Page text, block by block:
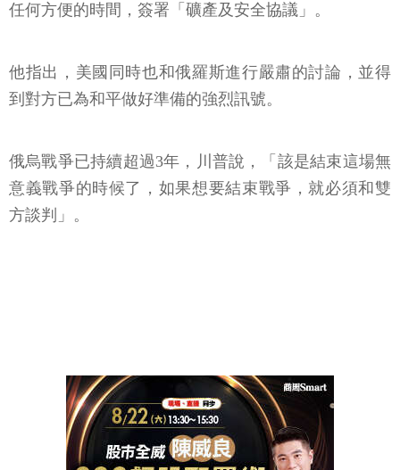
任何方便的時間，簽署「礦產及安全協議」。
他指出，美國同時也和俄羅斯進行嚴肅的討論，並得
到對方已為和平做好準備的強烈訊號。
俄烏戰爭已持續超過3年，川普說，「該是結束這場無
意義戰爭的時候了，如果想要結束戰爭，就必須和雙
方談判」。